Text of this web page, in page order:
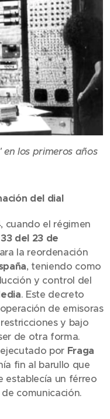
en los primeros años
del dial
cuando el régimen
del 23 de
la reordenación
, teniendo como
y control del
. Este decreto
de emisoras
y bajo
de otra forma.
por Fraga
fin al barullo que
establecía un férreo
comunicación.